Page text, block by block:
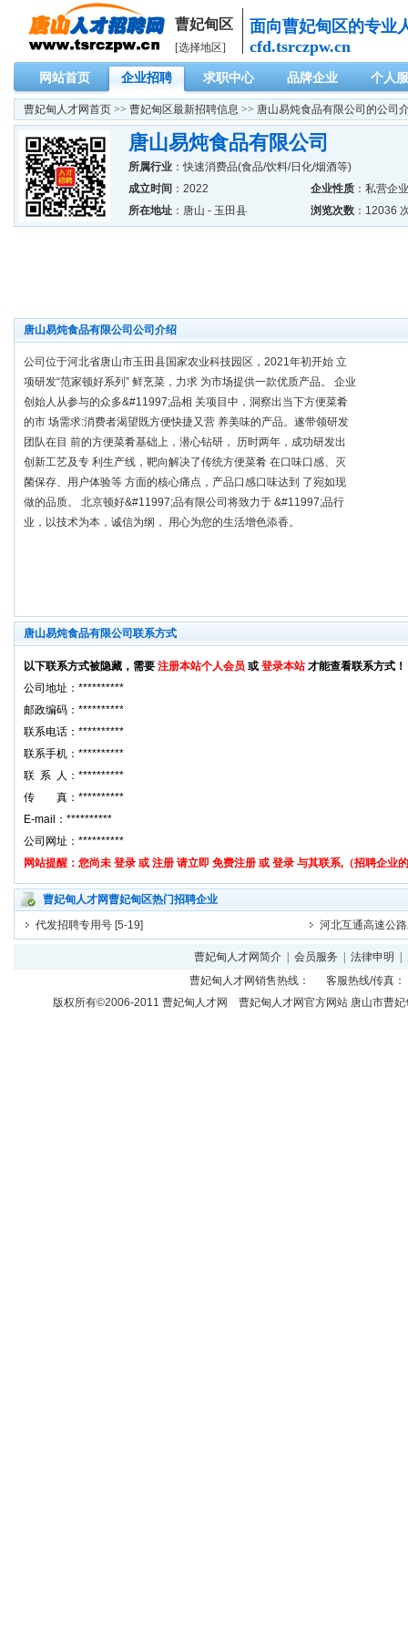
曹妃甸区
[选择地区]
面向曹妃甸区的专业
cfd.tsrczpw.cn
网站首页 企业招聘 求职中心 品牌企业 个人
曹妃甸人才网首页 >> 曹妃甸区最新招聘信息 >> 唐山易炖食品有限公司的公司
唐山易炖食品有限公司
所属行业 ：快速消费品(食品/饮料/日化/烟酒等)
成立时间 ：2022 企业性质 ：私营企业
所在地址 ：唐山 - 玉田县 浏览次数 ：12036
唐山易炖食品有限公司公司介绍
公司位于河北省唐山市玉田县国家农业科技园区，2021年初开始 立
项研发“范家顿好系列” 鲜烹菜，力求 为市场提供一款优质产品。 企业
创始人从参与的众多&#11997;品相 关项目中，洞察出当下方便菜肴
的市 场需求:消费者渴望既方便快捷又营 养美味的产品。遂带领研发
团队在目 前的方便菜肴基础上，潜心钻研， 历时两年，成功研发出
创新工艺及专 利生产线，靶向解决了传统方便菜肴 在口味口感、灭
菌保存、用户体验等 方面的核心痛点，产品口感口味达到 了宛如现
做的品质。 北京顿好&#11997;品有限公司将致力于 &#11997;品行
业，以技术为本，诚信为纲， 用心为您的生活增色添香。
唐山易炖食品有限公司联系方式
曹妃甸人才网曹妃甸区热门招聘企业
代发招聘专用号 [5-19] 河北互通高速公
曹妃甸人才网简介 会员服务 法律申明
曹妃甸人才网销售热线： 客服热线/传真
版权所有©2006-2011 曹妃甸人才网 曹妃甸人才网官方网站 唐山市曹